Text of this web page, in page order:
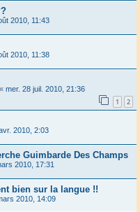
2010, 11:43
2010, 11:38
« mer. 28 juil. 2010, 21:36
1 2
2010, 2:03
Guimbarde Des Champs
2010, 17:31
bien sur la langue !!
2010, 14:09